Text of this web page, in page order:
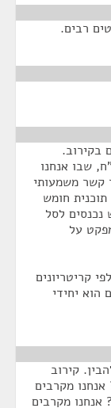
רבים.
בקירוב.
שבו אנחנו
קשר משמעותי
חומש
נכנסים לסל
על
קריטריונים
הוא יחידי
קירוב
מקרבים
אנחנו מקרבים